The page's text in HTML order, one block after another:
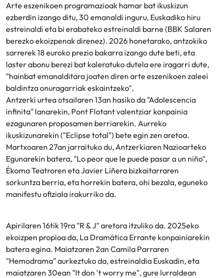
Arte eszenikoen programazioak hamar bat ikuskizun
ezberdin izango ditu, 30 emanaldi inguru, Euskadiko hiru
estreinaldi eta bi erabateko estreinaldi barne (BBK Salaren
berezko ekoizpenak direnez). 2026 honetarako, antzokiko
sarrerek 18 euroko prezio bakarra izango dute beti, eta
laster abonu berezi bat kaleratuko dutela ere iragarri dute,
"hainbat emanalditara joaten diren arte eszenikoen zaleei
baldintza onuragarriak eskaintzeko".
Antzerki urtea otsailaren 13an hasiko da "Adolescencia
infinita" lanarekin, Pont Flotant valentziar konpainia
ezagunaren proposamen berriarekin. Aurreko
ikuskizunarekin ("Eclipse total") bete egin zen aretoa.
Martxoaren 27an jarraituko du, Antzerkiaren Nazioarteko
Egunarekin batera, "Lo peor que le puede pasar a un niño",
Ékoma Teatroren eta Javier Liñera bizkaitarraren
sorkuntza berria, eta horrekin batera, ohi bezala, eguneko
manifestu ofiziala irakurriko da.
Apirilaren 16tik 19ra "R & J" aretora itzuliko da. 2025eko
ekoizpen propioa da, La Dramática Errante konpainiarekin
batera egina. Maiatzaren 2an Camila Parraren
"Hemodrama" aurkeztuko da, estreinaldia Euskadin, eta
maiatzaren 30ean "It don 't worry me", gure lurraldean